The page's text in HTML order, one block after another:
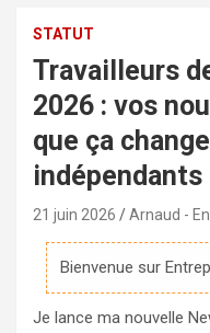
STATUT
Travailleurs
2026 : vos
que ça
indépendants
21 juin 2026 Arnaud -
Bienvenue sur
Je lance ma nouvelle